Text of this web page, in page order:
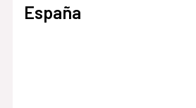
España